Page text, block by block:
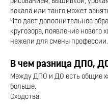
вокала или танго может
Что дает дополнительное
кругозора, появление
нежели для смены профессии.
В чем разница ДПО,
Между ДПО и ДО есть общие
больше.
Сходства: